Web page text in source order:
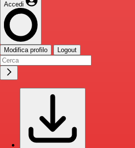
Accedi
Modifica profilo Logout